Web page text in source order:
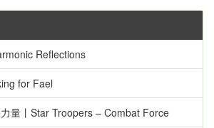
Reflections
for Fael
量丨Star Troopers – Combat Force